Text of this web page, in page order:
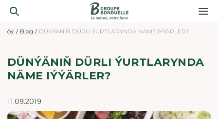
öý Blog DÜNÝÄNIŇ DÜRLI ÝURTLARYNDA NÄME IÝÝÄRLER?
DÜNÝÄNIŇ DÜRLI ÝURTLARYNDA
NÄME IÝÝÄRLER?
11.09.2019